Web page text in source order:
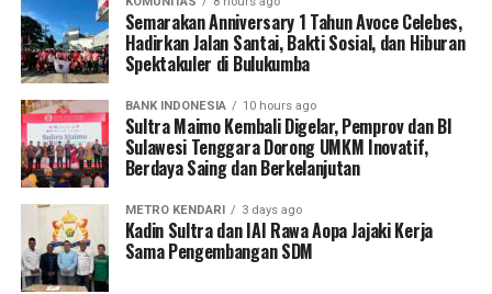
Festival hasil kolaborasi antara Kementerian UMKM dan
Bank Indonesia ini berlangsung hingga 12 Oktober 2025
kemarin.
IN2MOTIONFEST tidak hanya menjadi ajang afirmasi
dan branding Indonesia di kancah global, tetapi juga
bagian dari penguatan ekonomi syariah nasional.
Arif menekankan bahwa keberhasilan penyelenggaraan
IN2MOTIONFEST mencerminkan kuatnya sinergi lintas
sektor antara pemerintah, lembaga keuangan, asosiasi
Semarakan Anniversary 1 Tahun Avoce Celebes,
Hadirkan Jalan Santai, Bakti Sosial, dan Hiburan
Spektakuler di Bulukumba
BANK INDONESIA 10 hours ago
Sultra Maimo Kembali Digelar, Pemprov dan BI
Sulawesi Tenggara Dorong UMKM Inovatif,
Berdaya Saing dan Berkelanjutan
METRO KENDARI 3 days ago
Kadin Sultra dan IAI Rawa Aopa Jajaki Kerja
Sama Pengembangan SDM